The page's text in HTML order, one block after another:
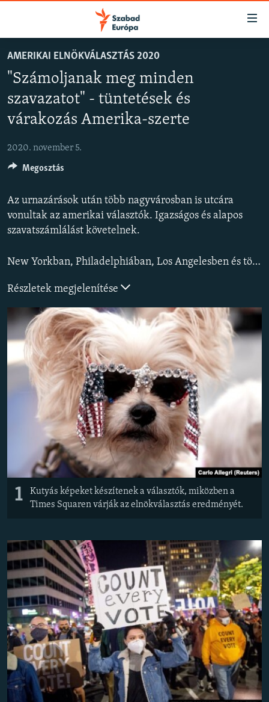
Akadálymentes
oldalra
Ugrás
AKTUÁLIS
PODCASTOK
ELEMZŐ
NER15
SZABADON
TÁRSADALOM
DEMOKRÁCIA
A PÉNZ NYOMÁBAN
EURÓPAI UNIÓ
KLÍMAVÁLTOZÁS
A MÚLT TANULSÁGAI
KÖVESSEN MINKET!
Valamennyi RFE/RL weboldal
AMERIKAI ELNÖKVÁLASZTÁS 2020
"Számoljanak meg minden
szavazatot" - tüntetések és
várakozás Amerika-szerte
2020. november 5.
Az urnazárások után több nagyvárosban is utcára
vonultak az amerikai választók. Igazságos és alapos
szavatszámlálást követelnek.
New Yorkban, Philadelphiában, Los Angelesben és több amerikai nagyvárosban is tömegek tüntettek az igazságos szavazatszámlálásért. A demonstrálók azt követelik, minden egyes szavazatot számoljanak meg. A választás előtti napon több üzlet kirakatát bedeszkázták, felkészülve az esetleges megmozdulásokra.
Részletek megjelenítése
1
Kutyás képeket készítenek a választók, miközben a
Times Squaren várják az elnökválasztás eredményét.
Megosztás